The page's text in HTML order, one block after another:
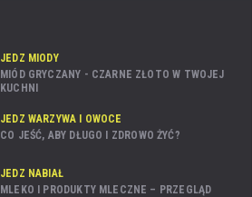
JEDZ MIODY
MIÓD GRYCZANY - CZARNE ZŁOTO W TWOJEJ
KUCHNI
JEDZ WARZYWA I OWOCE
CO JEŚĆ, ABY DŁUGO I ZDROWO ŻYĆ?
JEDZ NABIAŁ
MLEKO I PRODUKTY MLECZNE – PRZEGLĄD